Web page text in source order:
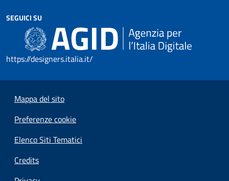
SEGUICI SU
https://designers.italia.it/
Mappa del sito
Preferenze cookie
Elenco Siti Tematici
Credits